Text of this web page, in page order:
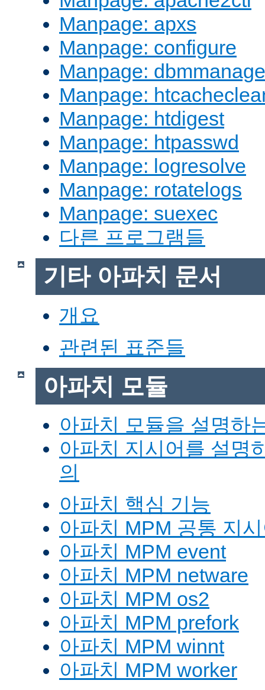
Manpage: apxs
Manpage: configure
Manpage: dbmmanage
Manpage:
Manpage: htdigest
Manpage: htpasswd
Manpage: logresolve
Manpage: rotatelogs
Manpage: suexec
다른 프로그램들
기타 아파치 문서
개요
관련된 표준들
아파치 모듈
아파치 모듈을 설명하
아파치 지시어를 설명
의
아파치 핵심 기능
아파치 MPM 공통 지
아파치 MPM event
아파치 MPM netware
아파치 MPM os2
아파치 MPM prefork
아파치 MPM winnt
아파치 MPM worker